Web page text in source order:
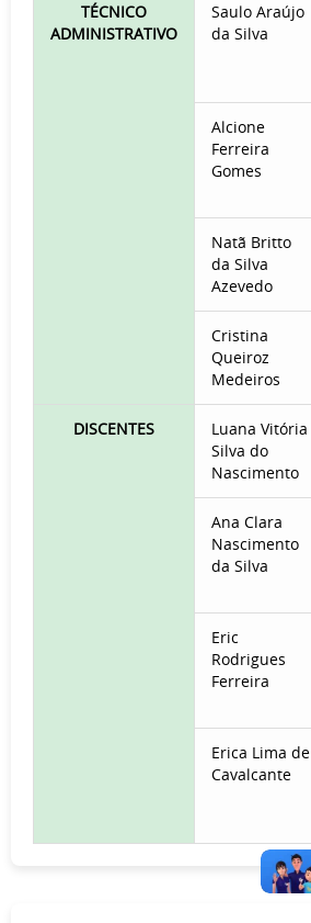
TÉCNICO
ADMINISTRATIVO
Saulo Araújo
da Silva
Alcione
Ferreira
Gomes
Natã Britto
da Silva
Azevedo
Cristina
Queiroz
Medeiros
DISCENTES
Luana Vitória
Silva do
Nascimento
Ana Clara
Nascimento
da Silva
Eric
Rodrigues
Ferreira
Erica Lima de
Cavalcante